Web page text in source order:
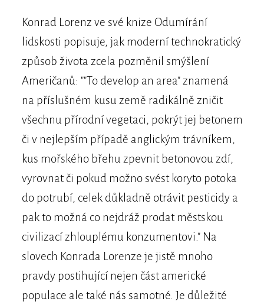
Konrad Lorenz ve své knize Odumírání
lidskosti popisuje, jak moderní technokratický
způsob života zcela pozměnil smýšlení
Američanů: ""To develop an area" znamená
na příslušném kusu země radikálně zničit
všechnu přírodní vegetaci, pokrýt jej betonem
či v nejlepším případě anglickým trávníkem,
kus mořského břehu zpevnit betonovou zdí,
vyrovnat či pokud možno svést koryto potoka
do potrubí, celek důkladně otrávit pesticidy a
pak to možná co nejdráž prodat městskou
civilizací zhlouplému konzumentovi." Na
slovech Konrada Lorenze je jistě mnoho
pravdy postihující nejen část americké
populace ale také nás samotné. Je důležité